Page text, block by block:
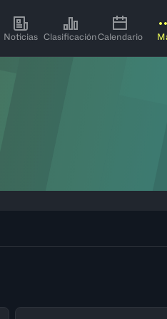
Noticias ClasificaciónCalendario